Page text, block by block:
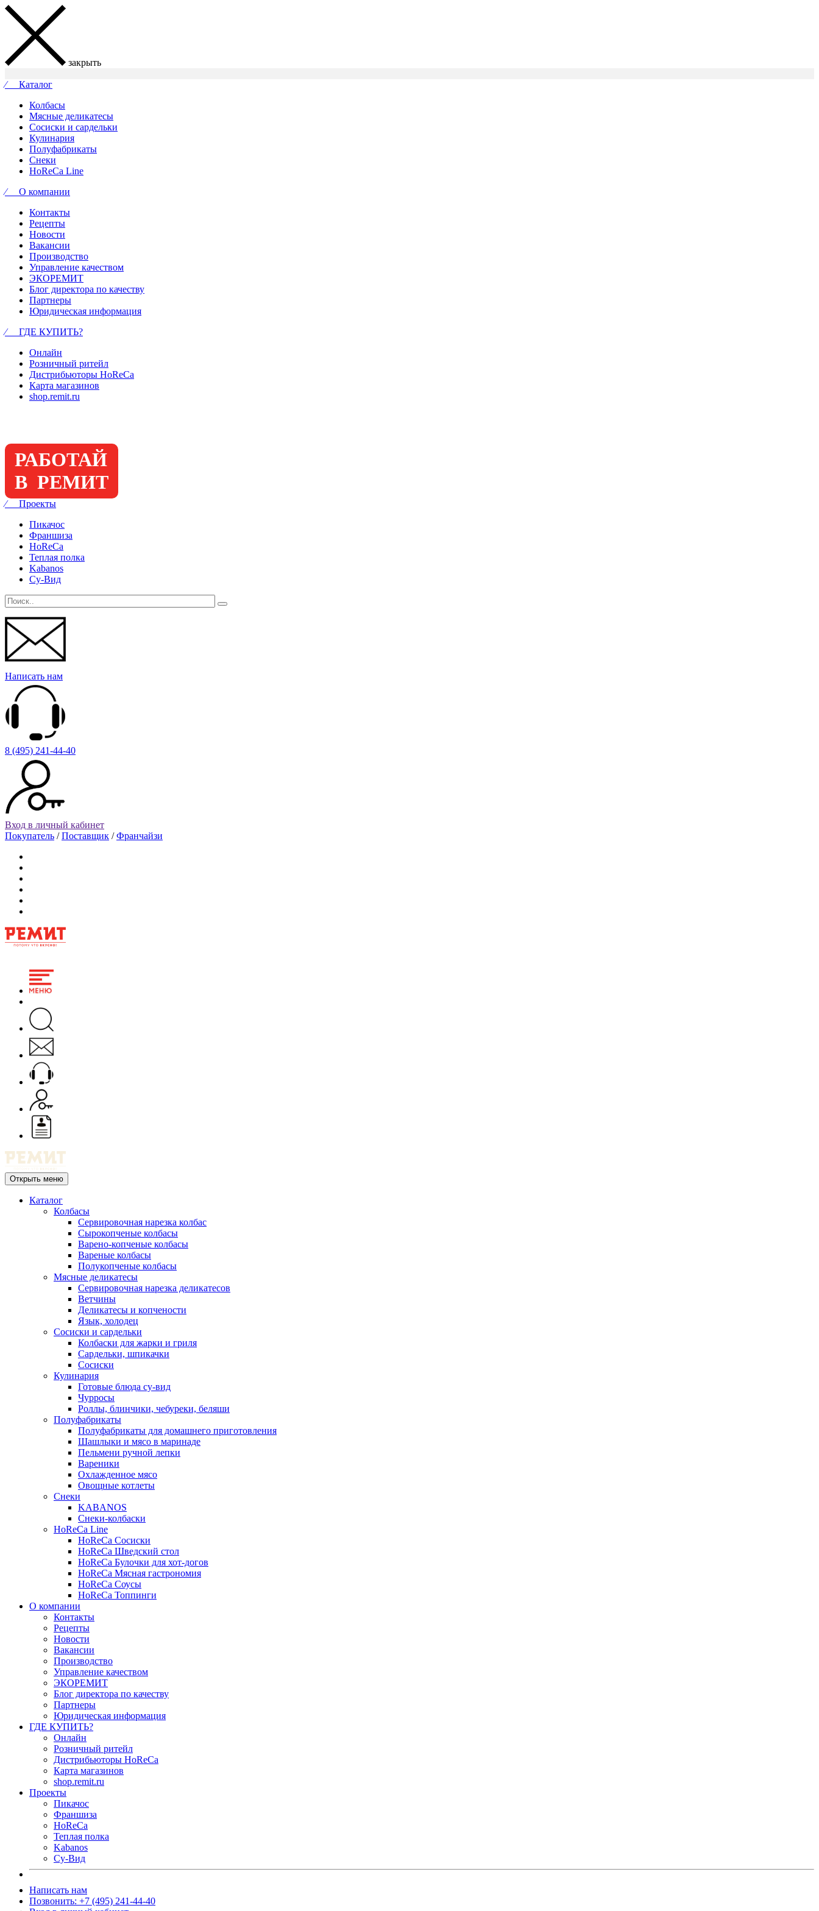
закрыть
⁄ Каталог
Колбасы
Мясные деликатесы
Сосиски и сардельки
Кулинария
Полуфабрикаты
Снеки
HoReCa Line
⁄ О компании
Контакты
Рецепты
Новости
Вакансии
Производство
Управление качеством
ЭКОРЕМИТ
Блог директора по качеству
Партнеры
Юридическая информация
⁄ ГДЕ КУПИТЬ?
Онлайн
Розничный ритейл
Дистрибьюторы HoReCa
Карта магазинов
shop.remit.ru
РАБОТАЙ
В РЕМИТ
⁄ Проекты
Пикачос
Франшиза
HoReCa
Теплая полка
Kabanos
Су-Вид
Написать нам
8 (495) 241-44-40
Вход в личный кабинет
Покупатель /Поставщик /Франчайзи
Открыть меню
Каталог
Колбасы
Сервировочная нарезка колбас
Сырокопченые колбасы
Варено-копченые колбасы
Вареные колбасы
Полукопченые колбасы
Мясные деликатесы
Сервировочная нарезка деликатесов
Ветчины
Деликатесы и копчености
Язык, холодец
Сосиски и сардельки
Колбаски для жарки и гриля
Сардельки, шпикачки
Сосиски
Кулинария
Готовые блюда су-вид
Чурросы
Роллы, блинчики, чебуреки, беляши
Полуфабрикаты
Полуфабрикаты для домашнего приготовления
Шашлыки и мясо в маринаде
Пельмени ручной лепки
Вареники
Охлажденное мясо
Овощные котлеты
Снеки
KABANOS
Снеки-колбаски
HoReCa Line
HoReCa Сосиски
HoReCa Шведский стол
HoReCa Булочки для хот-догов
HoReCa Мясная гастрономия
HoReCa Соусы
HoReCa Топпинги
О компании
Контакты
Рецепты
Новости
Вакансии
Производство
Управление качеством
ЭКОРЕМИТ
Блог директора по качеству
Партнеры
Юридическая информация
ГДЕ КУПИТЬ?
Онлайн
Розничный ритейл
Дистрибьюторы HoReCa
Карта магазинов
shop.remit.ru
Проекты
Пикачос
Франшиза
HoReCa
Теплая полка
Kabanos
Су-Вид
Написать нам
Позвонить: +7 (495) 241-44-40